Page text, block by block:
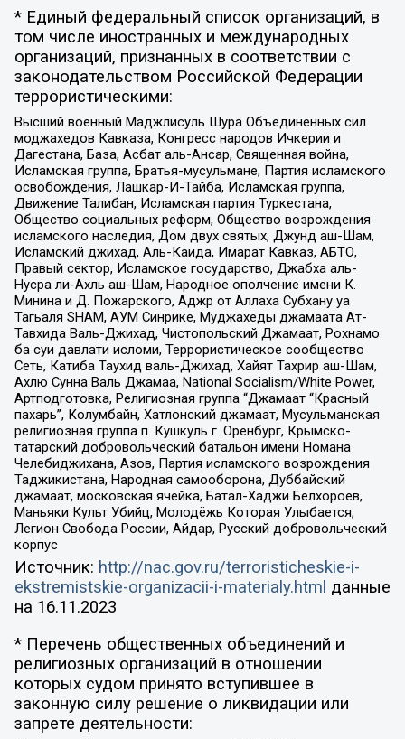
* Единый федеральный список организаций, в
том числе иностранных и международных
организаций, признанных в соответствии с
законодательством Российской Федерации
террористическими:
Высший военный Маджлисуль Шура Объединенных сил
моджахедов Кавказа, Конгресс народов Ичкерии и
Дагестана, База, Асбат аль-Ансар, Священная война,
Исламская группа, Братья-мусульмане, Партия исламского
освобождения, Лашкар-И-Тайба, Исламская группа,
Движение Талибан, Исламская партия Туркестана,
Общество социальных реформ, Общество возрождения
исламского наследия, Дом двух святых, Джунд аш-Шам,
Исламский джихад, Аль-Каида, Имарат Кавказ, АБТО,
Правый сектор, Исламское государство, Джабха аль-
Нусра ли-Ахль аш-Шам, Народное ополчение имени К.
Минина и Д. Пожарского, Аджр от Аллаха Субхану уа
Тагьаля SHAM, АУМ Синрике, Муджахеды джамаата Ат-
Тавхида Валь-Джихад, Чистопольский Джамаат, Рохнамо
ба суи давлати исломи, Террористическое сообщество
Сеть, Катиба Таухид валь-Джихад, Хайят Тахрир аш-Шам,
Ахлю Сунна Валь Джамаа, National Socialism/White Power,
Артподготовка, Религиозная группа “Джамаат “Красный
пахарь”, Колумбайн, Хатлонский джамаат, Мусульманская
религиозная группа п. Кушкуль г. Оренбург, Крымско-
татарский добровольческий батальон имени Номана
Челебиджихана, Азов, Партия исламского возрождения
Таджикистана, Народная самооборона, Дуббайский
джамаат, московская ячейка, Батал-Хаджи Белхороев,
Маньяки Культ Убийц, Молодёжь Которая Улыбается,
Легион Свобода России, Айдар, Русский добровольческий
корпус
Источник: http://nac.gov.ru/terroristicheskie-i-
ekstremistskie-organizacii-i-materialy.html данные
на 16.11.2023
* Перечень общественных объединений и
религиозных организаций в отношении
которых судом принято вступившее в
законную силу решение о ликвидации или
запрете деятельности: